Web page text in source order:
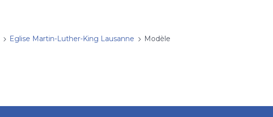
Eglise Martin-Luther-King Lausanne Modèle